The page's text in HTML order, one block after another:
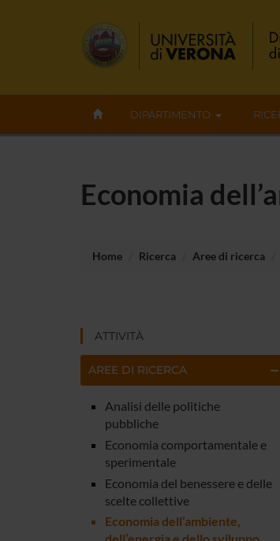
DIPARTIMENTO
Economia
Home Ricerca Aree di ricerca
ATTIVITÀ
AREE DI RICERCA
Analisi delle politiche
pubbliche
Economia comportamentale e
sperimentale
Economia del benessere e delle
scelte collettive
Economia dell’ambiente,